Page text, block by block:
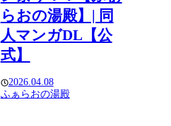
らおの湯殿】| 同
人マンガDL【公
式】
2026.04.08
ふぁらおの湯殿